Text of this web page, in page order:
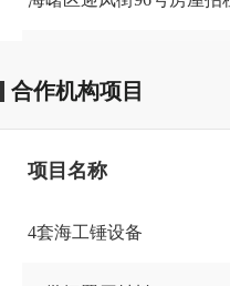
合作机构项目
项目名称
4套海工锤设备